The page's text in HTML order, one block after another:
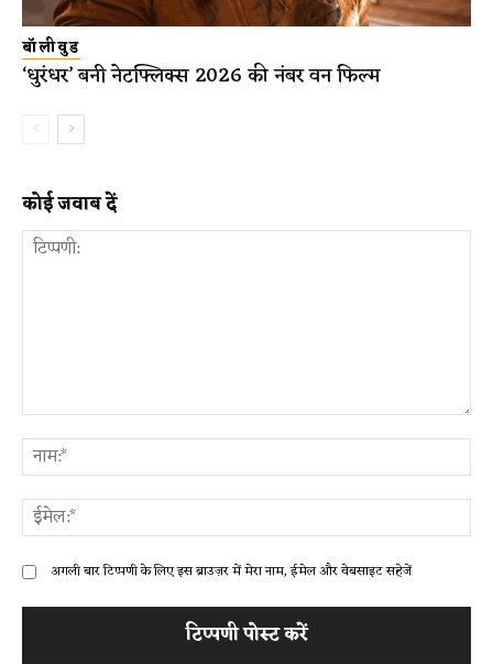
बॉलीवुड
‘धुरंधर’ बनी नेटफ्लिक्स 2026 की नंबर वन फिल्म
कोई जवाब दें
अगली बार टिप्पणी के लिए इस ब्राउज़र में मेरा नाम, ईमेल और वेबसाइट सहेजें